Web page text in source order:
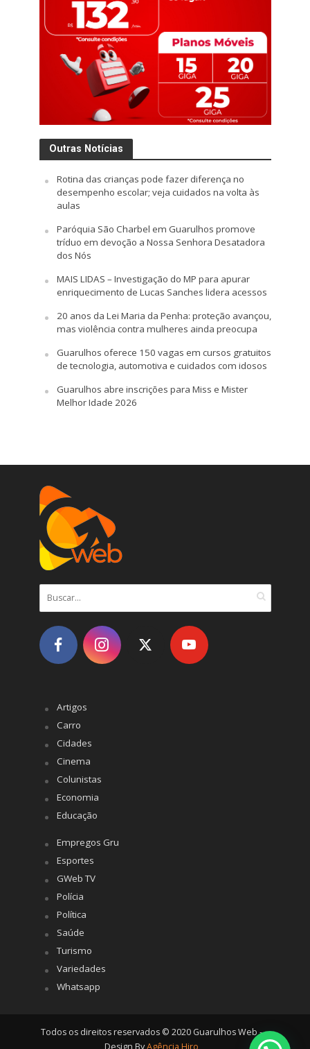
Outras Notícias
Rotina das crianças pode fazer diferença no
desempenho escolar; veja cuidados na volta às
aulas
Paróquia São Charbel em Guarulhos promove
tríduo em devoção a Nossa Senhora Desatadora
dos Nós
MAIS LIDAS – Investigação do MP para apurar
enriquecimento de Lucas Sanches lidera acessos
20 anos da Lei Maria da Penha: proteção avançou,
mas violência contra mulheres ainda preocupa
Guarulhos oferece 150 vagas em cursos gratuitos
de tecnologia, automotiva e cuidados com idosos
Guarulhos abre inscrições para Miss e Mister
Melhor Idade 2026
Artigos
Carro
Cidades
Cinema
Colunistas
Economia
Educação
Empregos Gru
Esportes
GWeb TV
Polícia
Política
Saúde
Turismo
Variedades
Whatsapp
Todos os direitos reservados © 2020 Guarulhos Web -
Design ByAgência Hiro